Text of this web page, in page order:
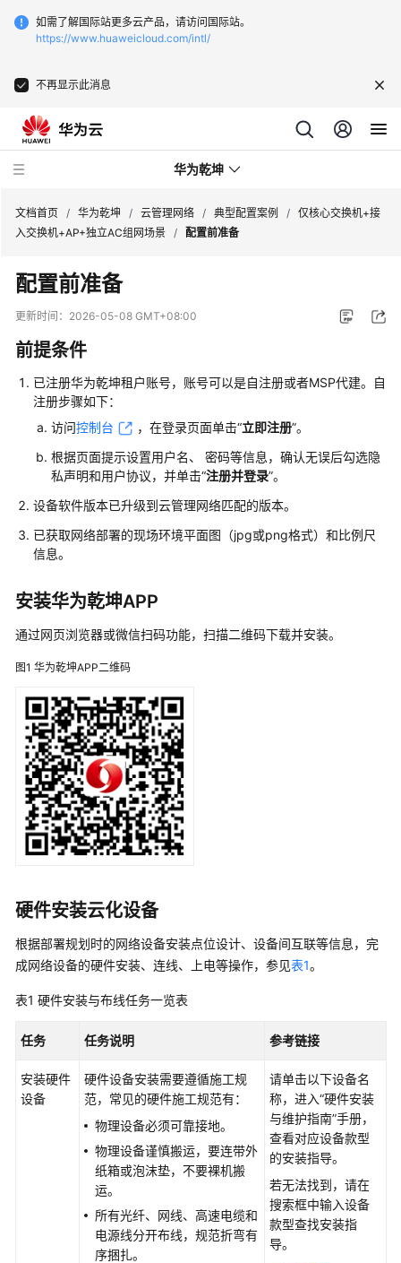
如需了解国际站更多云产品，请访问国际站。
https://www.huaweicloud.com/intl/
不再显示此消息
华为乾坤
安
全
云
务
云
管
理
网
典
型
配
案
例
AP
网
场
景
纯
AP
组
网
组
网
景
AR+交
+AP
文档首页 / 华为乾坤 / 云管理网络 / 典型配置案例 / 仅核心交换机+接
入交换机+AP+独立AC组网场景 / 配置前准备
配置前准备
更新时间： 2026-05-08 GMT+08:00
前提条件
已注册华为乾坤租户账号，账号可以是自注册或者MSP代建。自
注册步骤如下：
访问控制台 ，在登录页面单击“立即注册”。
根据页面提示设置用户名、 密码等信息，确认无误后勾选隐
私声明和用户协议，并单击“注册并登录”。
设备软件版本已升级到云管理网络匹配的版本。
已获取网络部署的现场环境平面图（jpg或png格式）和比例尺
信息。
安装华为乾坤APP
通过网页浏览器或微信扫码功能，扫描二维码下载并安装。
图1 华为乾坤APP二维码
硬件安装云化设备
根据部署规划时的网络设备安装点位设计、设备间互联等信息，完
成网络设备的硬件安装、连线、上电等操作，参见表1。
表1 硬件安装与布线任务一览表
任务 任务说明 参考链接
安装硬件
设备
硬件设备安装需要遵循施工规
范，常见的硬件施工规范有：
物理设备必须可靠接地。
物理设备谨慎搬运，要连带外
纸箱或泡沫垫，不要裸机搬
运。
所有光纤、网线、高速电缆和
电源线分开布线，规范折弯有
序捆扎。
请单击以下设备名
称，进入“硬件安装
与维护指南”手册，
查看对应设备款型
的安装指导。
若无法找到，请在
搜索框中输入设备
款型查找安装指
导。